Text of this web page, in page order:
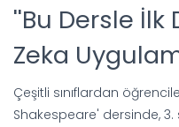
''Bu Dersle İlk
Zeka
Çeşitli sınıflardan
Shakespeare' dersinde, 3.